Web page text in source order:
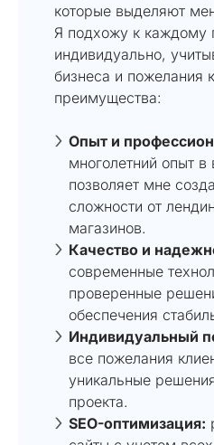
которые выделяют
Я подхожу к каждому
индивидуально,
бизнеса и пожелания
преимущества:
Опыт и
многолетний опыт в
позволяет мне
сложности от
магазинов.
Качество и
современные
проверенные
обеспечения
Индивидуальный
все пожелания
уникальные
проекта.
SEO-оптимизация: